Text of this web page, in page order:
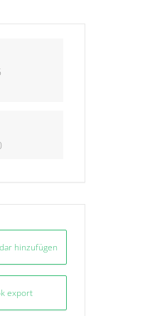
hinzufügen
export